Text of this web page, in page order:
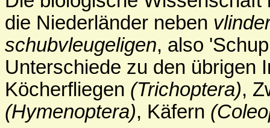
die Niederländer neben
schubvleugeligen, also
Unterschiede zu den übrigen
Köcherfliegen (Trichoptera),
(Hymenoptera), Käfern